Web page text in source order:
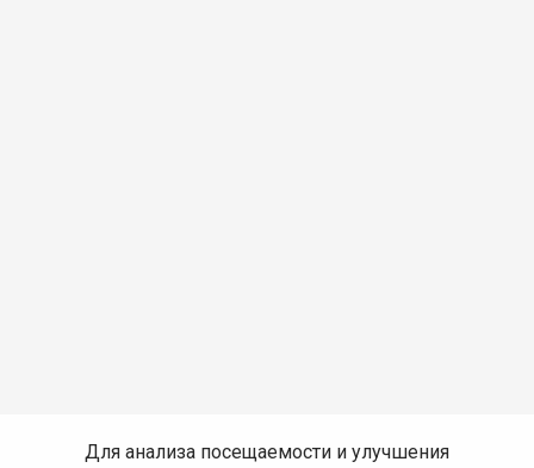
Для анализа посещаемости и улучшения